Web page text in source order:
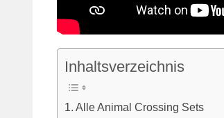
Inhaltsverzeichnis
Alle Animal Crossing Sets